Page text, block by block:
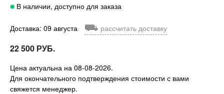
В наличии, доступно для заказа
Доставка: 09 августа ⛟ рассчитать доставку
22 500 РУБ.
Цена актуальна на 08-08-2026.
Для окончательного подтверждения стоимости с вами
свяжется менеджер.